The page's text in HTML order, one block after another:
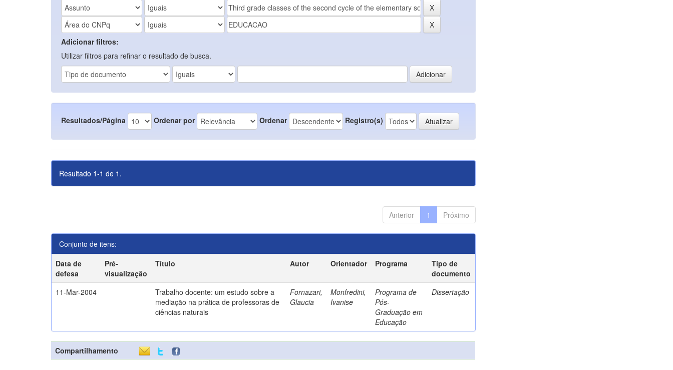
Adicionar filtros:
Utilizar filtros para refinar o resultado de busca.
Resultados/Página Ordenar por Ordenar Registro(s)
Resultado 1-1 de 1.
Anterior 1 Próximo
Conjunto de itens:
Data de
defesa
Pré-
visualização
Título Autor Orientador Programa
Tipo de
documento
11-Mar-2004
Trabalho docente: um estudo sobre a
mediação na prática de professoras de
ciências naturais
Fornazari,
Glaucia
Monfredini,
Ivanise
Programa de
Pós-
Graduação em
Educação
Dissertação
Compartilhamento